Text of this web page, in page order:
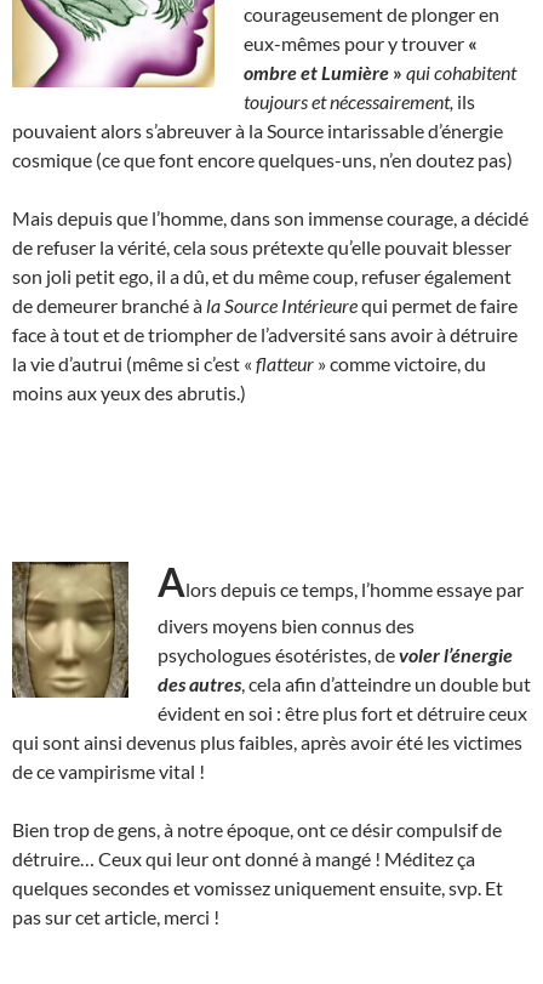
courageusement de plonger en
eux-mêmes pour y trouver «
ombre et Lumière » qui cohabitent
toujours et nécessairement, ils
pouvaient alors s’abreuver à la Source intarissable d’énergie
cosmique (ce que font encore quelques-uns, n’en doutez pas)
Mais depuis que l’homme, dans son immense courage, a décidé
de refuser la vérité, cela sous prétexte qu’elle pouvait blesser
son joli petit ego, il a dû, et du même coup, refuser également
de demeurer branché à la Source Intérieurequi permet de faire
face à tout et de triompher de l’adversité sans avoir à détruire
la vie d’autrui (même si c’est « flatteur » comme victoire, du
moins aux yeux des abrutis.)
Alors depuis ce temps, l’homme essaye par
divers moyens bien connus des
psychologues ésotéristes, devoler l’énergie
des autres , cela afin d’atteindre un double but
évident en soi : être plus fort et détruire ceux
qui sont ainsi devenus plus faibles, après avoir été les victimes
de ce vampirisme vital !
Bien trop de gens, à notre époque, ont ce désir compulsif de
détruire… Ceux qui leur ont donné à mangé ! Méditez ça
quelques secondes et vomissez uniquement ensuite, svp. Et
pas sur cet article, merci !